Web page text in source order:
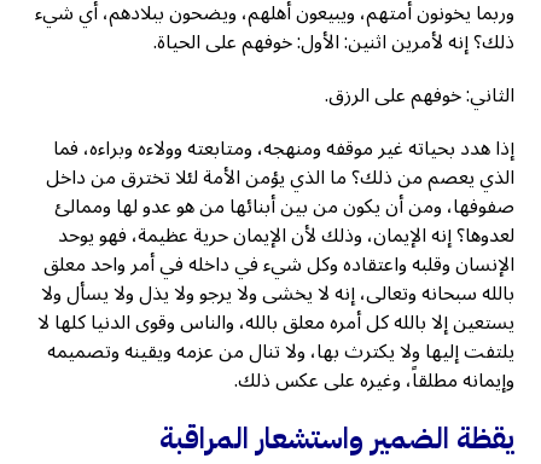
وربما يخونون أمتهم، ويبيعون أهلهم، ويضحون ببلادهم، أي شيء
ذلك؟ إنه لأمرين اثنين: الأول: خوفهم على الحياة.
الثاني: خوفهم على الرزق.
إذا هدد بحياته غير موقفه ومنهجه، ومتابعته وولاءه وبراءه، فما
الذي يعصم من ذلك؟ ما الذي يؤمن الأمة لئلا تخترق من داخل
صفوفها، ومن أن يكون من بين أبنائها من هو عدو لها وممالئ
لعدوها؟ إنه الإيمان، وذلك لأن الإيمان حرية عظيمة، فهو يوحد
الإنسان وقلبه واعتقاده وكل شيء في داخله في أمر واحد معلق
بالله سبحانه وتعالى، إنه لا يخشى ولا يرجو ولا يذل ولا يسأل ولا
يستعين إلا بالله كل أمره معلق بالله، والناس وقوى الدنيا كلها لا
يلتفت إليها ولا يكترث بها، ولا تنال من عزمه ويقينه وتصميمه
وإيمانه مطلقاً، وغيره على عكس ذلك.
يقظة الضمير واستشعار المراقبة